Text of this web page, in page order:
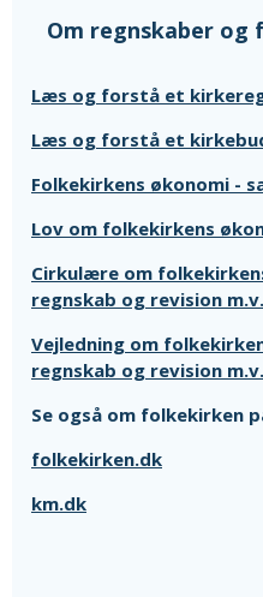
Om regnskaber og
Læs og forstå et
Læs og forstå et
Folkekirkens økonomi -
Lov om folkekirkens
Cirkulære om
regnskab og revision m.v.
Vejledning om
regnskab og revision m.v.
Se også om folkekirken
folkekirken.dk
km.dk